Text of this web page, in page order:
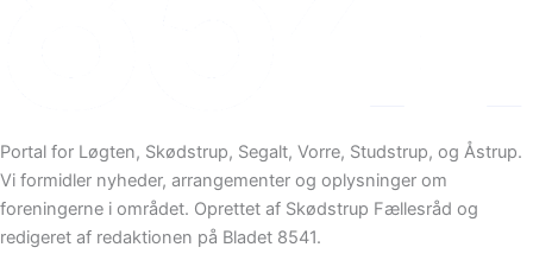
Portal for Løgten, Skødstrup, Segalt, Vorre, Studstrup, og Åstrup.
Vi formidler nyheder, arrangementer og oplysninger om
foreningerne i området. Oprettet af Skødstrup Fællesråd og
redigeret af redaktionen på Bladet 8541.